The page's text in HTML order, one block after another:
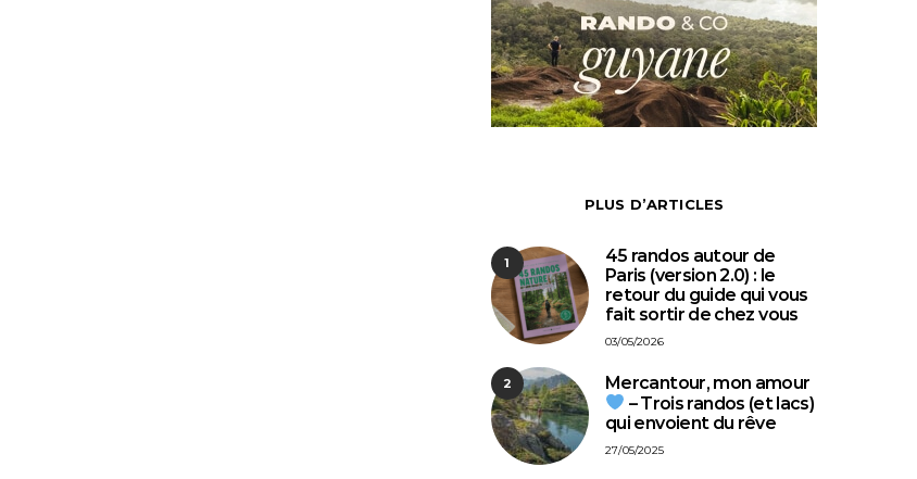
PLUS D’ARTICLES
1
45 randos autour de
Paris (version 2.0) : le
retour du guide qui vous
fait sortir de chez vous
03/05/2026
2
Mercantour, mon amour
– Trois randos (et lacs)
qui envoient du rêve
27/05/2025